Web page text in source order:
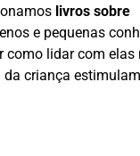
livros sobre
e pequenas
como lidar com elas
da criança